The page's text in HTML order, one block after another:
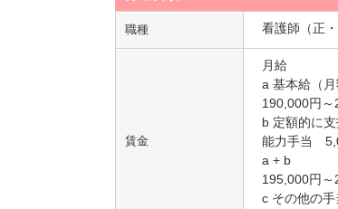
職種 看護師（正・
賃金
月給
a 基本給（
190,000円～
b 定額的に
能力手当
a + b
195,000円～
c その他の